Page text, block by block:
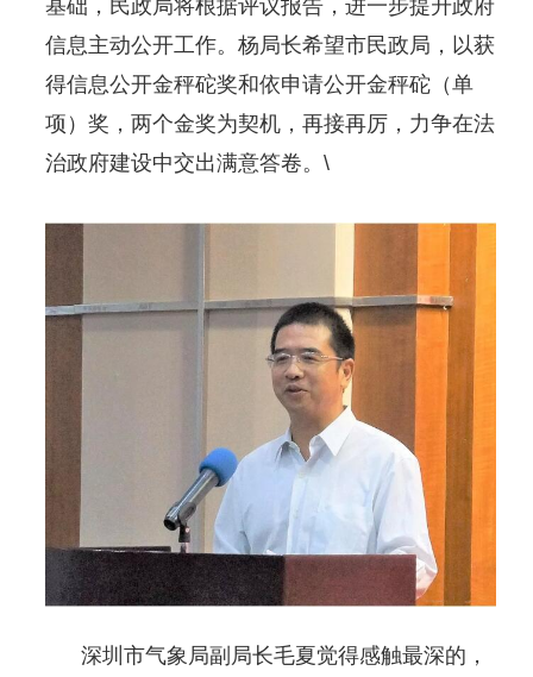
基础，民政局将根据评议报告，进一步提升政府
信息主动公开工作。杨局长希望市民政局，以获
得信息公开金秤砣奖和依申请公开金秤砣（单
项）奖，两个金奖为契机，再接再厉，力争在法
治政府建设中交出满意答卷。\
深圳市气象局副局长毛夏觉得感触最深的，